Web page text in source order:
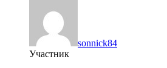
sonnick84
Участник